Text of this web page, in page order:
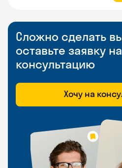
Сложно сделать
оставьте заявку
консультацию
Хочу на